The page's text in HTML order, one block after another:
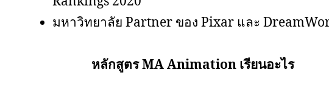
มหาวิทยาลัย Partner ของ Pixar และ
หลักสูตร MA Animation เรียนอะไร